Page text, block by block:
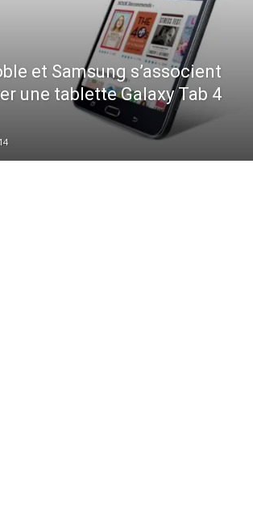
et Samsung s’associent
une tablette Galaxy Tab 4